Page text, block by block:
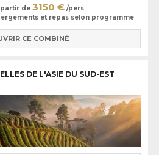
de 3150 € /pers
et repas selon programme
CE COMBINÉ
DE L'ASIE DU SUD-EST